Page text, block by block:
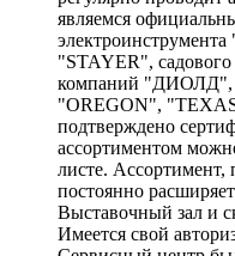
являемся
"STAYER",
компаний
"OREGON",
подтверждено
ассортиментом
листе. Ассортимент,
постоянно
Выставочный зал и
Имеется свой